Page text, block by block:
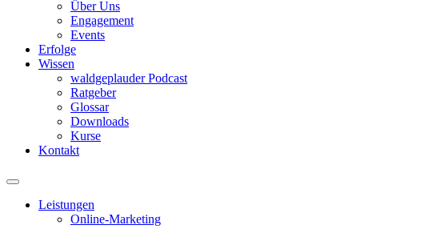
Über Uns
Engagement
Events
Erfolge
Wissen
waldgeplauder Podcast
Ratgeber
Glossar
Downloads
Kurse
Kontakt
Leistungen
Online-Marketing